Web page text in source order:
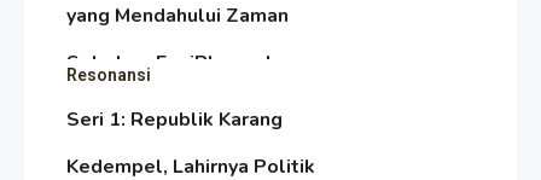
yang Mendahului Zaman
Sebelum Era iPhone dan
Smartphone
Resonansi
Seri 1: Republik Karang
Kedempel, Lahirnya Politik